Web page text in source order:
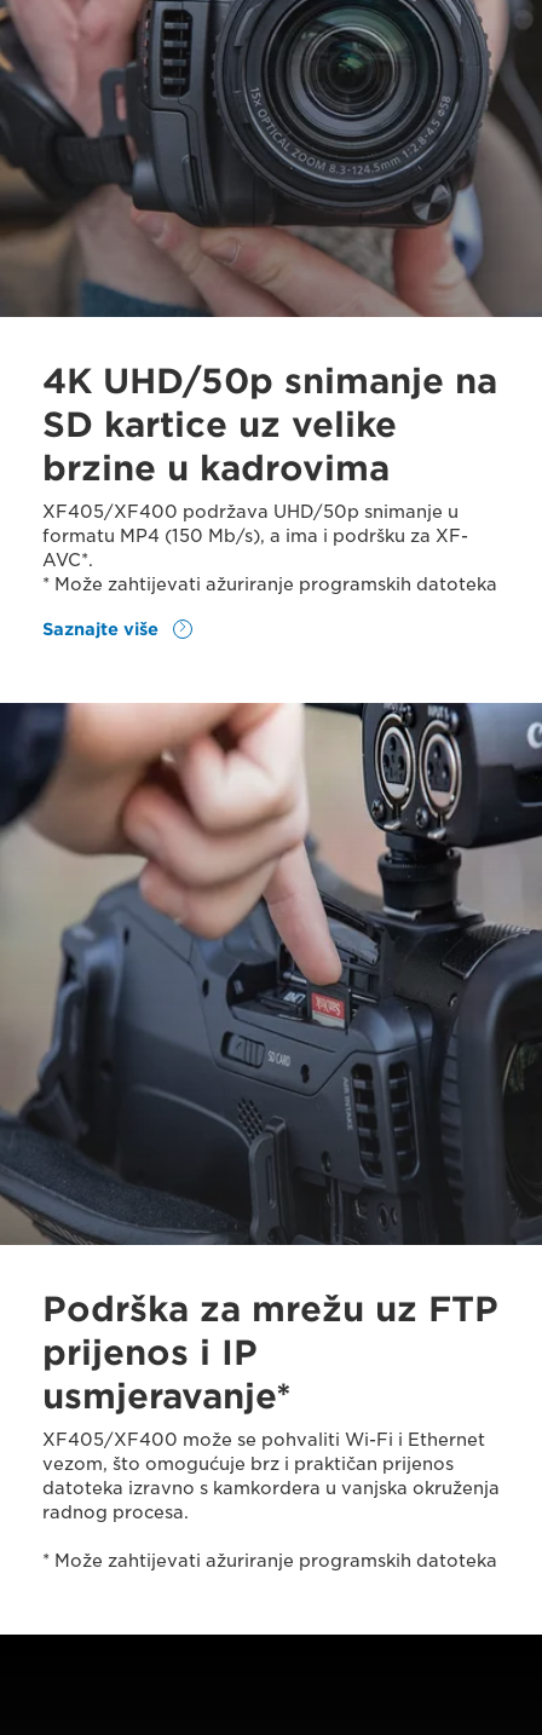
4K UHD/50p snimanje na
SD kartice uz velike
brzine u kadrovima
XF405/XF400 podržava UHD/50p snimanje u
formatu MP4 (150 Mb/s), a ima i podršku za XF-
AVC*.
* Može zahtijevati ažuriranje programskih datoteka
Saznajte više
Podrška za mrežu uz FTP
prijenos i IP
usmjeravanje*
XF405/XF400 može se pohvaliti Wi-Fi i Ethernet
vezom, što omogućuje brz i praktičan prijenos
datoteka izravno s kamkordera u vanjska okruženja
radnog procesa.
* Može zahtijevati ažuriranje programskih datoteka